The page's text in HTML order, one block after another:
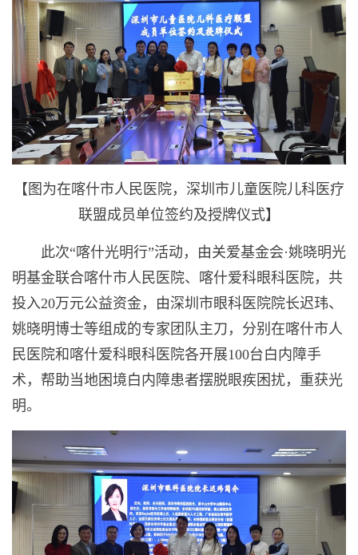
【图为在喀什市人民医院，深圳市儿童医院儿科医疗
联盟成员单位签约及授牌仪式】
此次“喀什光明行”活动，由关爱基金会·姚晓明光
明基金联合喀什市人民医院、喀什爱科眼科医院，共
投入20万元公益资金，由深圳市眼科医院院长迟玮、
姚晓明博士等组成的专家团队主刀，分别在喀什市人
民医院和喀什爱科眼科医院各开展100台白内障手
术，帮助当地困境白内障患者摆脱眼疾困扰，重获光
明。